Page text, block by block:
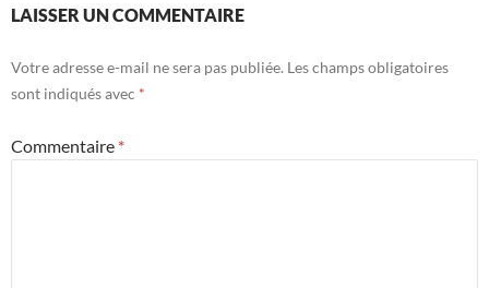
LAISSER UN COMMENTAIRE
Votre adresse e-mail ne sera pas publiée. Les champs obligatoires
sont indiqués avec *
Commentaire *